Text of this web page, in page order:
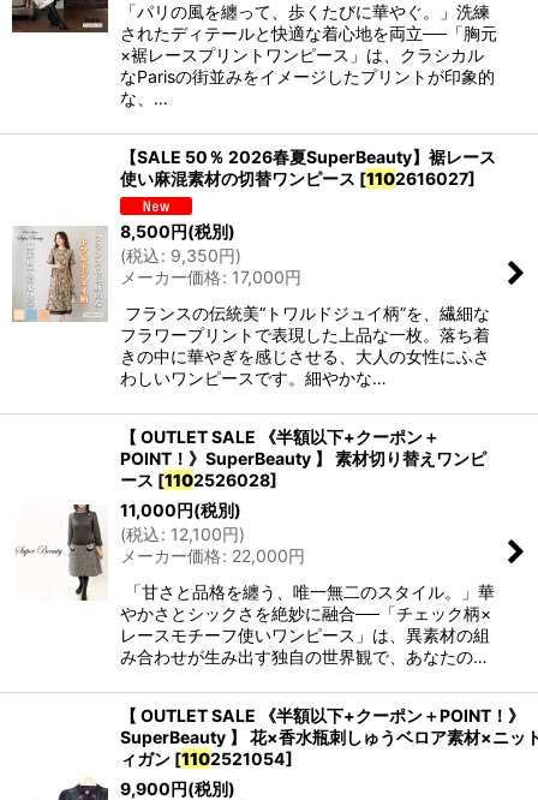
「パリの風を纏って、歩くたびに華やぐ。」洗練
されたディテールと快適な着心地を両立──「胸元
×裾レースプリントワンピース」は、クラシカル
なParisの街並みをイメージしたプリントが印象的
な、…
【SALE 50％ 2026春夏SuperBeauty】裾レース
使い麻混素材の切替ワンピース [1102616027]
8,500円(税別)
(税込: 9,350円)
メーカー価格: 17,000円
フランスの伝統美“トワルドジュイ柄”を、繊細な
フラワープリントで表現した上品な一枚。落ち着
きの中に華やぎを感じさせる、大人の女性にふさ
わしいワンピースです。細やかな…
【 OUTLET SALE 《半額以下+クーポン＋
POINT！》SuperBeauty 】 素材切り替えワンピ
ース [1102526028]
11,000円(税別)
(税込: 12,100円)
メーカー価格: 22,000円
「甘さと品格を纏う、唯一無二のスタイル。」華
やかさとシックさを絶妙に融合──「チェック柄×
レースモチーフ使いワンピース」は、異素材の組
み合わせが生み出す独自の世界観で、あなたの…
【 OUTLET SALE 《半額以下+クーポン＋POINT！》
SuperBeauty 】 花×香水瓶刺しゅうベロア素材×ニッ
ィガン [1102521054]
9,900円(税別)